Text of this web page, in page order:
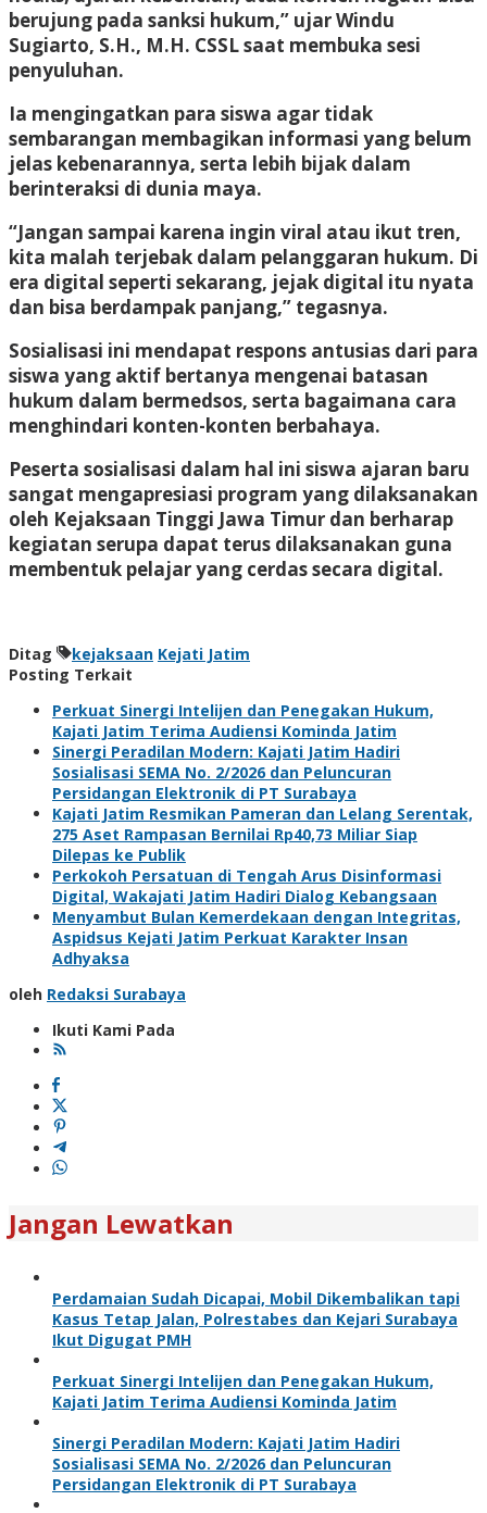
berujung pada sanksi hukum,” ujar Windu
Sugiarto, S.H., M.H. CSSL saat membuka sesi
penyuluhan.
Ia mengingatkan para siswa agar tidak
sembarangan membagikan informasi yang belum
jelas kebenarannya, serta lebih bijak dalam
berinteraksi di dunia maya.
“Jangan sampai karena ingin viral atau ikut tren,
kita malah terjebak dalam pelanggaran hukum. Di
era digital seperti sekarang, jejak digital itu nyata
dan bisa berdampak panjang,” tegasnya.
Sosialisasi ini mendapat respons antusias dari para
siswa yang aktif bertanya mengenai batasan
hukum dalam bermedsos, serta bagaimana cara
menghindari konten-konten berbahaya.
Peserta sosialisasi dalam hal ini siswa ajaran baru
sangat mengapresiasi program yang dilaksanakan
oleh Kejaksaan Tinggi Jawa Timur dan berharap
kegiatan serupa dapat terus dilaksanakan guna
membentuk pelajar yang cerdas secara digital.
Ditag kejaksaan Kejati Jatim
Posting Terkait
Perkuat Sinergi Intelijen dan Penegakan Hukum,
Kajati Jatim Terima Audiensi Kominda Jatim
Sinergi Peradilan Modern: Kajati Jatim Hadiri
Sosialisasi SEMA No. 2/2026 dan Peluncuran
Persidangan Elektronik di PT Surabaya
Kajati Jatim Resmikan Pameran dan Lelang Serentak,
275 Aset Rampasan Bernilai Rp40,73 Miliar Siap
Dilepas ke Publik
Perkokoh Persatuan di Tengah Arus Disinformasi
Digital, Wakajati Jatim Hadiri Dialog Kebangsaan
Menyambut Bulan Kemerdekaan dengan Integritas,
Aspidsus Kejati Jatim Perkuat Karakter Insan
Adhyaksa
oleh Redaksi Surabaya
Ikuti Kami Pada
Jangan Lewatkan
Perdamaian Sudah Dicapai, Mobil Dikembalikan tapi
Kasus Tetap Jalan, Polrestabes dan Kejari Surabaya
Ikut Digugat PMH
Perkuat Sinergi Intelijen dan Penegakan Hukum,
Kajati Jatim Terima Audiensi Kominda Jatim
Sinergi Peradilan Modern: Kajati Jatim Hadiri
Sosialisasi SEMA No. 2/2026 dan Peluncuran
Persidangan Elektronik di PT Surabaya